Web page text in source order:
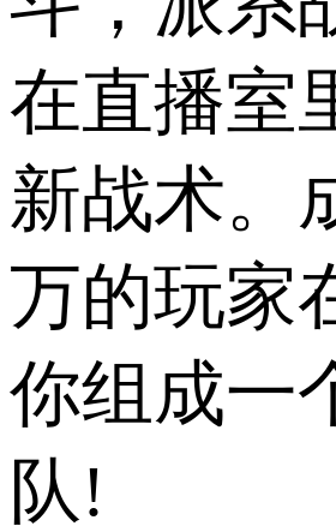
在直播室
新战术。
万的玩家
你组成一
队!